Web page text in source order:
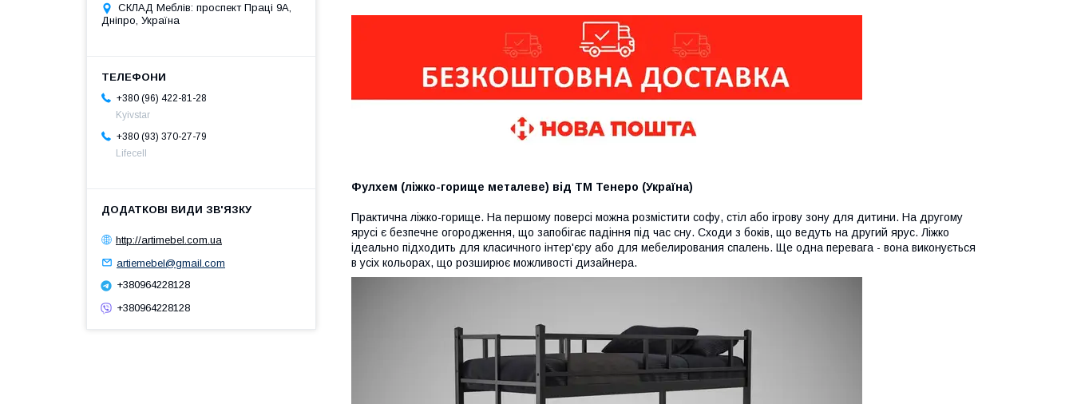
Фулхем (ліжко-горище металеве) від ТМ Тенеро (Україна)
Практична ліжко-горище. На першому поверсі можна розмістити софу, стіл або ігрову зону для дитини. На другому
ярусі є безпечне огородження, що запобігає падіння під час сну. Сходи з боків, що ведуть на другий ярус. Ліжко
ідеально підходить для класичного інтер'єру або для мебелирования спалень. Ще одна перевага - вона виконується
в усіх кольорах, що розширює можливості дизайнера.
СКЛАД Меблів: проспект Праці 9А,
Дніпро, Україна
+380 (96) 422-81-28
Kyivstar
+380 (93) 370-27-79
Lifecell
http://artimebel.com.ua
artiemebel@gmail.com
+380964228128
+380964228128